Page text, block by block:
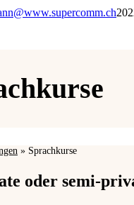
» Sprachkurse
oder semi-